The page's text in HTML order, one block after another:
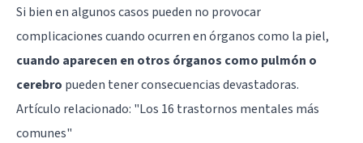
Si bien en algunos casos pueden no provocar
complicaciones cuando ocurren en órganos como la piel,
cuando aparecen en otros órganos como pulmón o
cerebro pueden tener consecuencias devastadoras.
Artículo relacionado: "Los 16 trastornos mentales más
comunes"